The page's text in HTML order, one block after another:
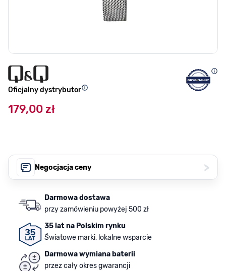
Oficjalny dystrybutor
179,00 zł
Negocjacja ceny >
Darmowa dostawa
przy zamówieniu powyżej 500 zł
35 lat na Polskim rynku
Światowe marki, lokalne wsparcie
Darmowa wymiana baterii
przez cały okres gwarancji